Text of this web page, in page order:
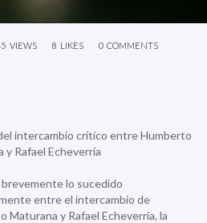
VIEWS 8 LIKES 0 COMMENTS
intercambio crítico entre Humberto
y Rafael Echeverría
lo sucedido
entre el intercambio de
Maturana y Rafael Echeverría, la